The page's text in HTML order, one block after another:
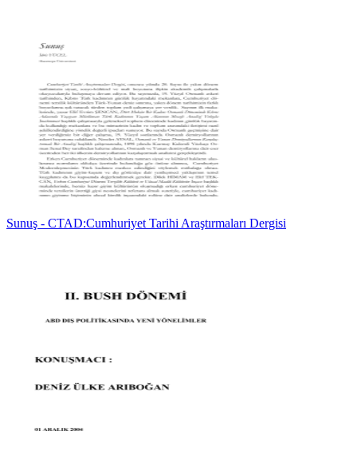
Sunuş - CTAD:Cumhuriyet Tarihi Araştırmaları Dergisi